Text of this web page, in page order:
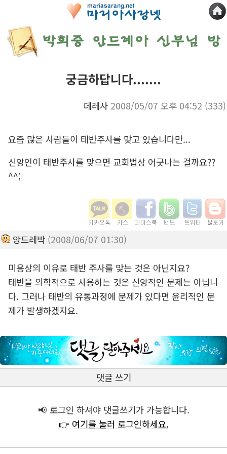
궁금하답니다.......
데레사 2008/05/07 오후 04:52 (333)
요즘 많은 사람들이 태반주사를 맞고 있습니다만...
신앙인이 태반주사를 맞으면 교회법상 어긋나는 걸까요??
^^;
앙드레박 (2008/06/07 01:30)
미용상의 이유로 태반 주사를 맞는 것은 아닌지요?
태반을 의학적으로 사용하는 것은 신앙적인 문제는 아닙니
다. 그러나 태반의 유통과정에 문제가 있다면 윤리적인 문
제가 발생하겠지요.
댓글 쓰기
📢 로그인 하셔야 댓글쓰기가 가능합니다.
👉 여기를 눌러 로그인하세요.